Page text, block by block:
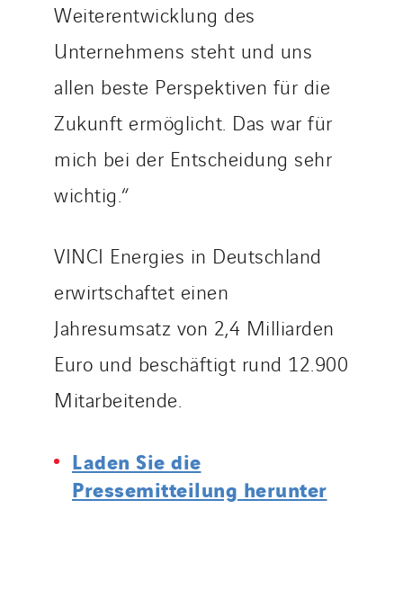
Weiterentwicklung des
Unternehmens steht und uns
allen beste Perspektiven für die
Zukunft ermöglicht. Das war für
mich bei der Entscheidung sehr
wichtig.“
VINCI Energies in Deutschland
erwirtschaftet einen
Jahresumsatz von 2,4 Milliarden
Euro und beschäftigt rund 12.900
Mitarbeitende.
Laden Sie die
Pressemitteilung herunter